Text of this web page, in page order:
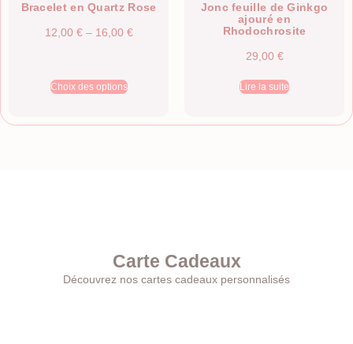
Bracelet en Quartz Rose
12,00 €– 16,00 €
Choix des options
Jonc feuille de Ginkgo
ajouré en
Rhodochrosite
29,00 €
Lire la suite
Carte Cadeaux
Découvrez nos cartes cadeaux personnalisés